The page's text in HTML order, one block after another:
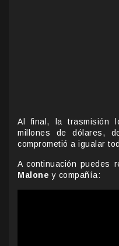
Al final, la trasmisión
millones de dólares,
comprometió a igualar
A continuación puedes
Malone y compañía: